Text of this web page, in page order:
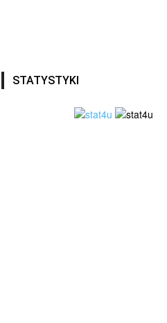
STATYSTYKI